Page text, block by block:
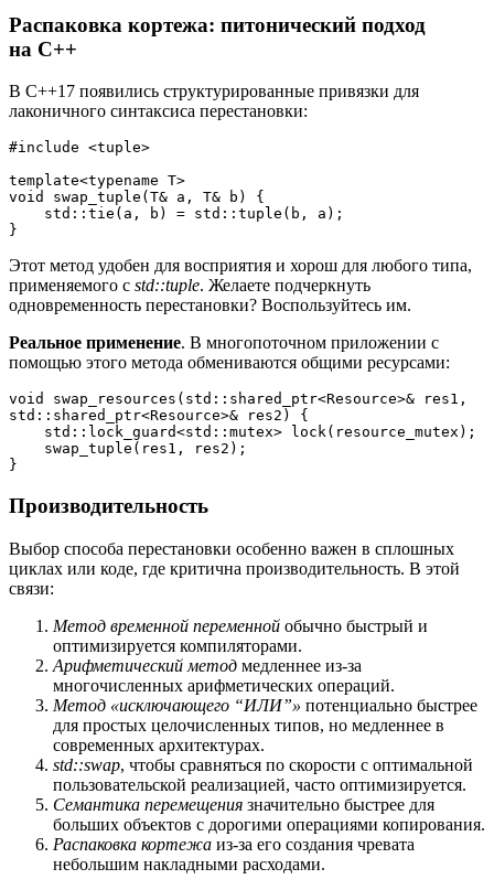
Распаковка кортежа: питонический подход
на C++
В C++17 появились структурированные привязки для
лаконичного синтаксиса перестановки:
#include <tuple>
template<typename T>
void swap_tuple(T& a, T& b) {
    std::tie(a, b) = std::tuple(b, a);
}
Этот метод удобен для восприятия и хорош для любого типа,
применяемого с std::tuple. Желаете подчеркнуть
одновременность перестановки? Воспользуйтесь им.
Реальное применение. В многопоточном приложении с
помощью этого метода обмениваются общими ресурсами:
void swap_resources(std::shared_ptr<Resource>& res1,
std::shared_ptr<Resource>& res2) {
    std::lock_guard<std::mutex> lock(resource_mutex);
    swap_tuple(res1, res2);
}
Производительность
Выбор способа перестановки особенно важен в сплошных
циклах или коде, где критична производительность. В этой
связи:
Метод временной переменной обычно быстрый и
оптимизируется компиляторами.
Арифметический метод медленнее из-за
многочисленных арифметических операций.
Метод «исключающего “ИЛИ”» потенциально быстрее
для простых целочисленных типов, но медленнее в
современных архитектурах.
std::swap, чтобы сравняться по скорости с оптимальной
пользовательской реализацией, часто оптимизируется.
Семантика перемещения значительно быстрее для
больших объектов с дорогими операциями копирования.
Распаковка кортежа из-за его создания чревата
небольшим накладными расходами.